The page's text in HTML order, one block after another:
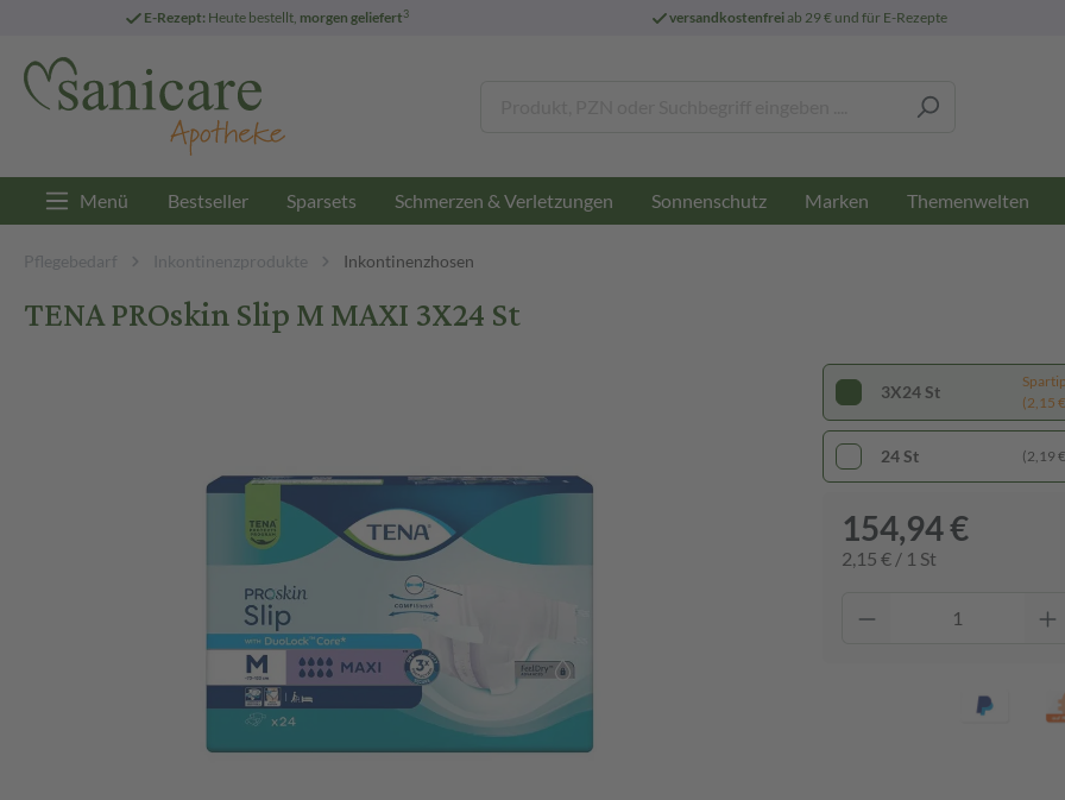
E-Rezept: Heute bestellt, morgen geliefert3 versandkostenfreiab 29 € und für E-Rezepte
Menü Bestseller Sparsets Schmerzen & Verletzungen Sonnenschutz Marken Themenwelten
Pflegebedarf Inkontinenzprodukte Inkontinenzhosen
TENA PROskin Slip M MAXI 3X24 St
3X24 St
(2,15
24 St (2,19
154,94 €
2,15 € / 1 St